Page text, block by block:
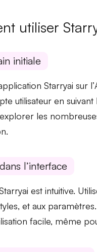
utiliser
initiale
Starryai sur l’
utilisateur en
les
l’interface
est intuitive.
et aux
facile, même